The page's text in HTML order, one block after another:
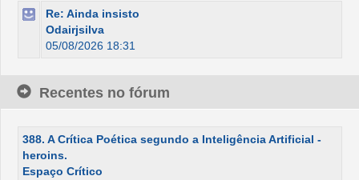
Re: Ainda insisto
Odairjsilva
05/08/2026 18:31
Recentes no fórum
388. A Crítica Poética segundo a Inteligência Artificial -
heroins.
Espaço Crítico